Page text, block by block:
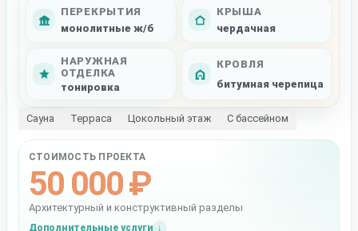
ПЕРЕКРЫТИЯ
монолитные ж/б
КРЫША
чердачная
НАРУЖНАЯ
ОТДЕЛКА
тонировка
КРОВЛЯ
битумная черепица
Сауна Терраса Цокольный этаж С бассейном
СТОИМОСТЬ ПРОЕКТА
50 000 ₽
Архитектурный и конструктивный разделы
Дополнительные услуги